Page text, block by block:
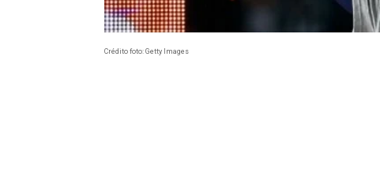
Crédito foto: Getty Images